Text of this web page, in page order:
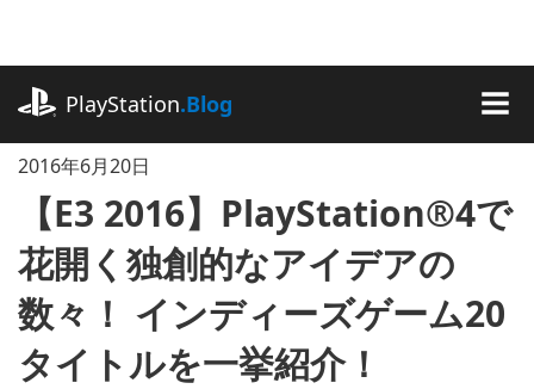
に
キ
ッ
プ
PlayStation.Blog
2016年6月20日
【E3 2016】PlayStation®4で
花開く独創的なアイデアの
数々！ インディーズゲーム20
タイトルを一挙紹介！